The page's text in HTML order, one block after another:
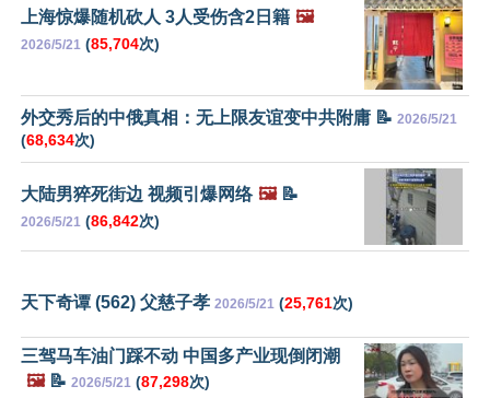
上海惊爆随机砍人 3人受伤含2日籍 🖼️
2026/5/21 (85,704次)
外交秀后的中俄真相：无上限友谊变中共附庸 📝 2026/5/21
(68,634次)
大陆男猝死街边 视频引爆网络 🖼️📝
2026/5/21 (86,842次)
天下奇谭 (562) 父慈子孝 2026/5/21 (25,761次)
三驾马车油门踩不动 中国多产业现倒闭潮
🖼️📝 2026/5/21 (87,298次)